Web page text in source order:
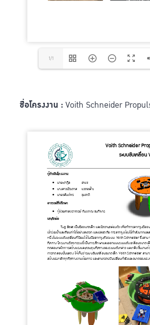
1/1
ชื่อโครงงาน :Voith Schneider